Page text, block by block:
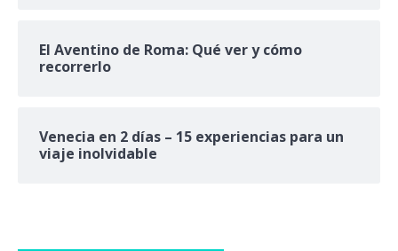
El Aventino de Roma: Qué ver y cómo
recorrerlo
Venecia en 2 días – 15 experiencias para un
viaje inolvidable